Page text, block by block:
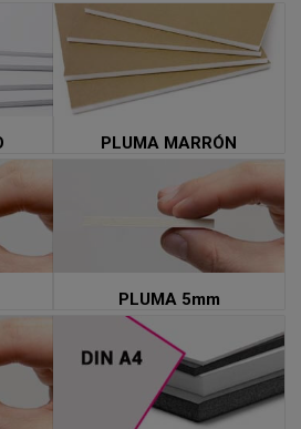
PLUMA MARRÓN
PLUMA 5mm